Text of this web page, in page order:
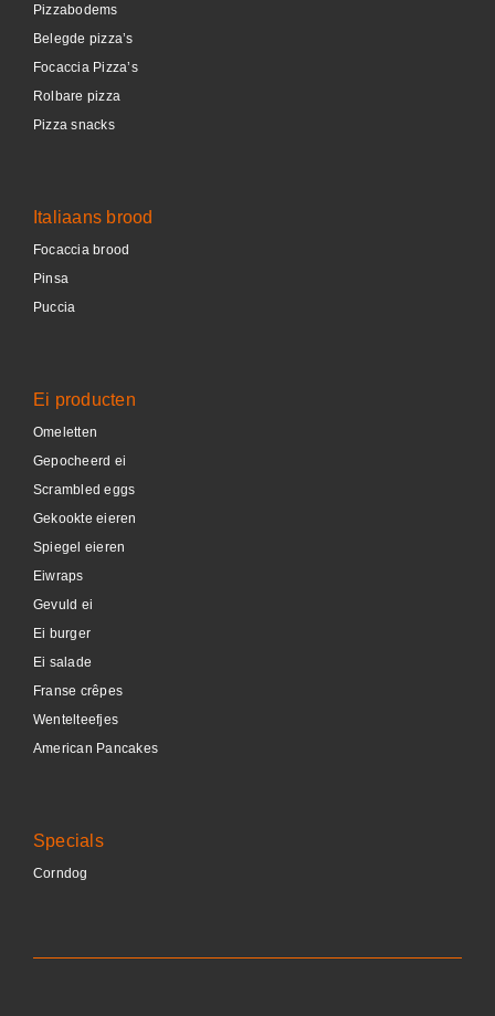
Pizzabodems
Belegde pizza’s
Focaccia Pizza’s
Rolbare pizza
Pizza snacks
Italiaans brood
Focaccia brood
Pinsa
Puccia
Ei producten
Omeletten
Gepocheerd ei
Scrambled eggs
Gekookte eieren
Spiegel eieren
Eiwraps
Gevuld ei
Ei burger
Ei salade
Franse crêpes
Wentelteefjes
American Pancakes
Specials
Corndog